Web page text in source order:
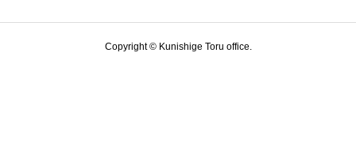
Copyright © Kunishige Toru office.